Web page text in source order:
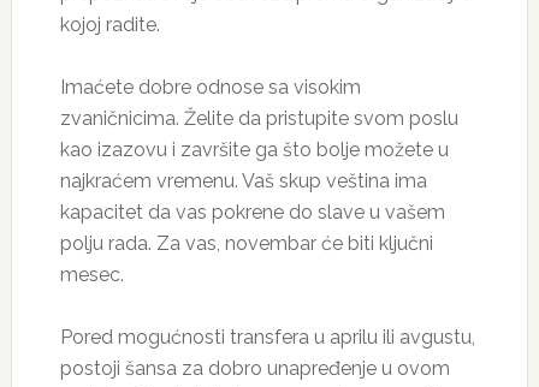
kojoj radite.
Imaćete dobre odnose sa visokim
zvaničnicima. Želite da pristupite svom poslu
kao izazovu i završite ga što bolje možete u
najkraćem vremenu. Vaš skup veština ima
kapacitet da vas pokrene do slave u vašem
polju rada. Za vas, novembar će biti ključni
mesec.
Pored mogućnosti transfera u aprilu ili avgustu,
postoji šansa za dobro unapređenje u ovom